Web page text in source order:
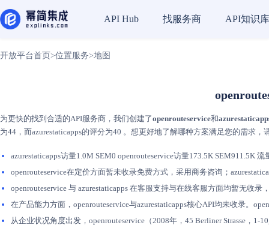
API Hub 找服务商 API知识库
开放平台首页 >位置服务>地图
为更快的找到合适的API服务商，我们创建了openrouteservice和
为44，而azurestaticapps的评分为40 。想更好地了解哪种方案满足您的需求，
azurestaticapps访量1.0M SEM0 openrouteservice访量173.5K SEM911.5K
openrouteservice在定价方面暂未收录免费方式，采用商务咨询；
openrouteservice 与 azurestaticapps 在客服支持与在线客服方面均暂无收录
在产品能力方面，openrouteservice与azurestaticapps核心API均未收录。
从企业状况角度出发，openrouteservice（2008年，45 Berliner Strasse，